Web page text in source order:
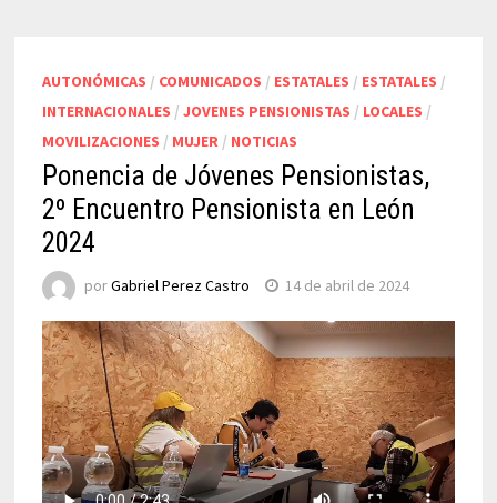
AUTONÓMICAS / COMUNICADOS / ESTATALES / ESTATALES /
INTERNACIONALES / JOVENES PENSIONISTAS / LOCALES /
MOVILIZACIONES / MUJER/ NOTICIAS
Ponencia de Jóvenes Pensionistas,
2º Encuentro Pensionista en León
2024
porGabriel Perez Castro 14 de abril de 2024